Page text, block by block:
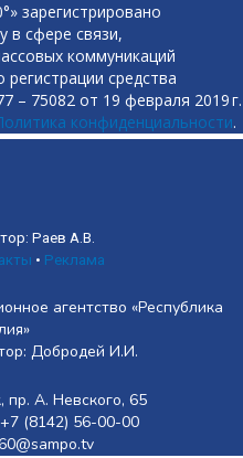
зарегистрировано
в сфере связи,
коммуникаций
средства
75082 от 19 февраля 2019 г.
конфиденциальности.
Раев А.В.
• Реклама
агентство «Республика
Добродей И.И.
пр. А. Невского, 65
(8142) 56-00-00